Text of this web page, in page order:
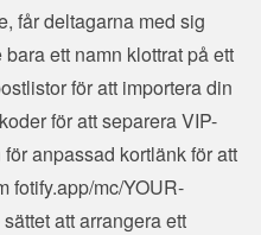
får deltagarna med sig
ett namn klottrat på ett
för att importera din
för att separera VIP-
anpassad kortlänk för att
fotify.app/mc/YOUR-
att arrangera ett